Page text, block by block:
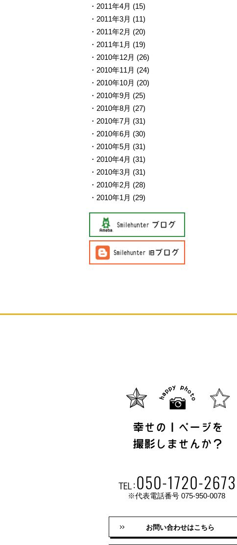
2011年4月 (15)
2011年3月 (11)
2011年2月 (20)
2011年1月 (19)
2010年12月 (26)
2010年11月 (24)
2010年10月 (20)
2010年9月 (25)
2010年8月 (27)
2010年7月 (31)
2010年6月 (30)
2010年5月 (31)
2010年4月 (31)
2010年3月 (31)
2010年2月 (28)
2010年1月 (29)
※代表電話番号 075-950-0078
お問い合わせはこちら